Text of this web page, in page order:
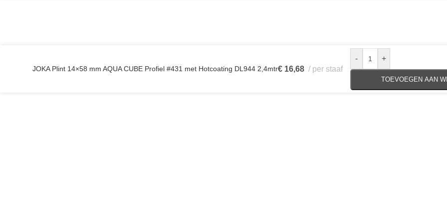
JOKA Plint 14×58 mm AQUA CUBE Profiel #431 met Hotcoating DL944 2,4mtr€ 16,68 per staaf
- +
TOEVOEGEN AAN